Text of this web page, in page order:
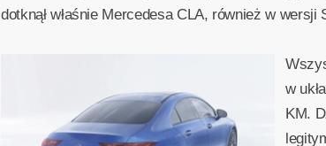
dotknął właśnie Mercedesa CLA, również w wersji
w
KM.